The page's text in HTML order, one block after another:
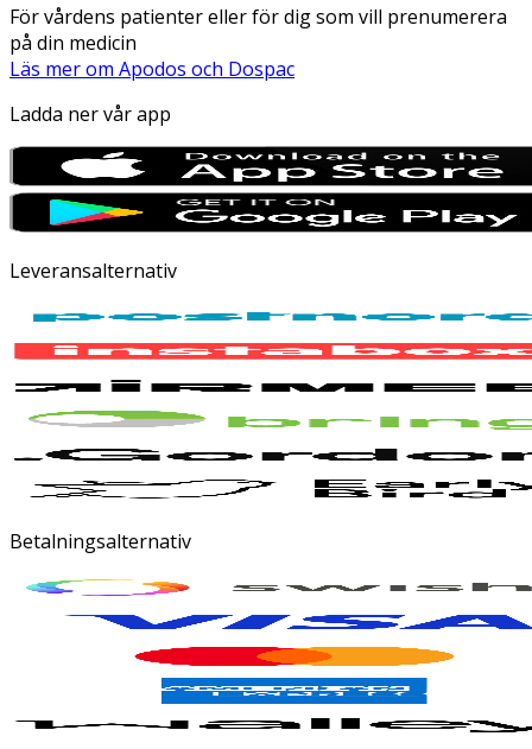
För vårdens patienter eller för dig som vill prenumerera
på din medicin
Läs mer om Apodos och Dospac
Ladda ner vår app
Leveransalternativ
Betalningsalternativ